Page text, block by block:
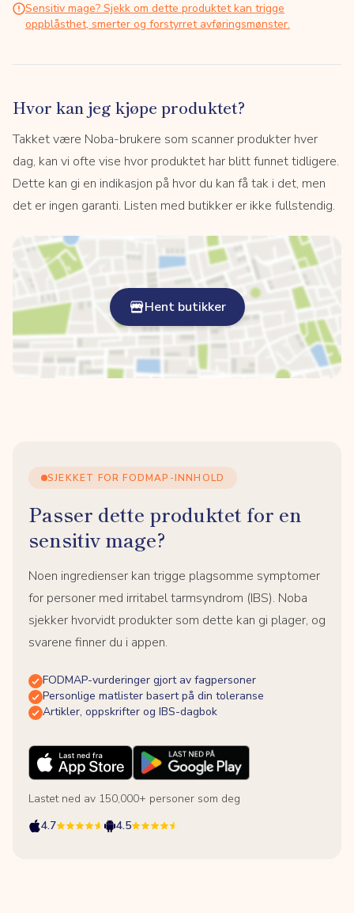
Sensitiv mage? Sjekk om dette produktet kan trigge
oppblåsthet, smerter og forstyrret avføringsmønster.
Hvor kan jeg kjøpe produktet?
Takket være Noba-brukere som scanner produkter hver
dag, kan vi ofte vise hvor produktet har blitt funnet tidligere.
Dette kan gi en indikasjon på hvor du kan få tak i det, men
det er ingen garanti. Listen med butikker er ikke fullstendig.
Hent butikker
SJEKKET FOR FODMAP-INNHOLD
Passer dette produktet for en
sensitiv mage?
Noen ingredienser kan trigge plagsomme symptomer
for personer med irritabel tarmsyndrom (IBS). Noba
sjekker hvorvidt produkter som dette kan gi plager, og
svarene finner du i appen.
FODMAP-vurderinger gjort av fagpersoner
Personlige matlister basert på din toleranse
Artikler, oppskrifter og IBS-dagbok
Lastet ned av 150,000+ personer som deg
4.7
4.5